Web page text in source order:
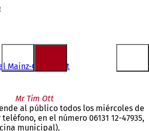
Mainz-Oberstadt
Mr Tim Ott
al público todos los miércoles de
teléfono, en el número 06131 12-47935,
municipal).